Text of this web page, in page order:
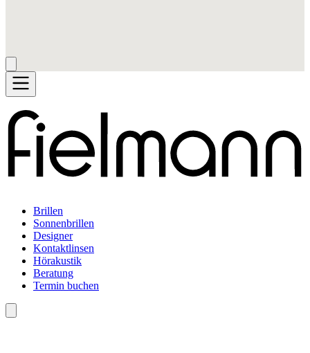
Brillen
Sonnenbrillen
Designer
Kontaktlinsen
Hörakustik
Beratung
Termin buchen